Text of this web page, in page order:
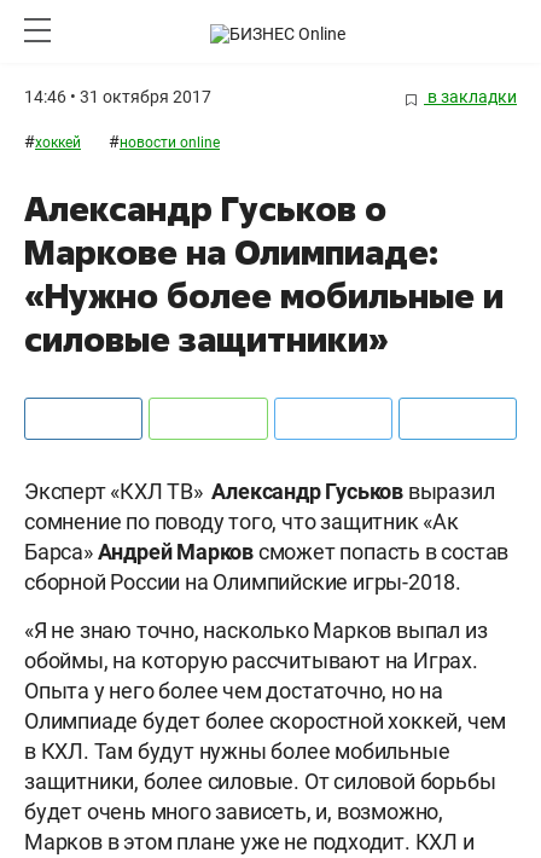
14:46 • 31 октября 2017 в закладки
#хоккей #новости online
Александр Гуськов о
Маркове на Олимпиаде:
«Нужно более мобильные и
силовые защитники»
Эксперт «КХЛ ТВ»Александр Гуськов выразил
сомнение по поводу того, что защитник «Ак
Барса»Андрей Марковсможет попасть в состав
сборной России на Олимпийские игры-2018.
«Я не знаю точно, насколько Марков выпал из
обоймы, на которую рассчитывают на Играх.
Опыта у него более чем достаточно, но на
Олимпиаде будет более скоростной хоккей, чем
в КХЛ. Там будут нужны более мобильные
защитники, более силовые. От силовой борьбы
будет очень много зависеть, и, возможно,
Марков в этом плане уже не подходит. КХЛ и